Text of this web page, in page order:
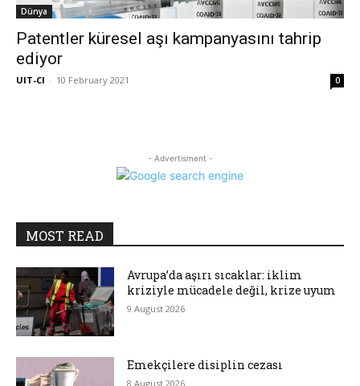
Dünya
Patentler küresel aşı kampanyasını tahrip
ediyor
UIT-CI - 10 February 2021 0
- Advertisment -
MOST READ
Avrupa’da aşırı sıcaklar: iklim
kriziyle mücadele değil, krize uyum
9 August 2026
Emekçilere disiplin cezası
8 August 2026